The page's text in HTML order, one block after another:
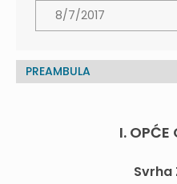
PREAMBULA
I. OPĆE
Svrha